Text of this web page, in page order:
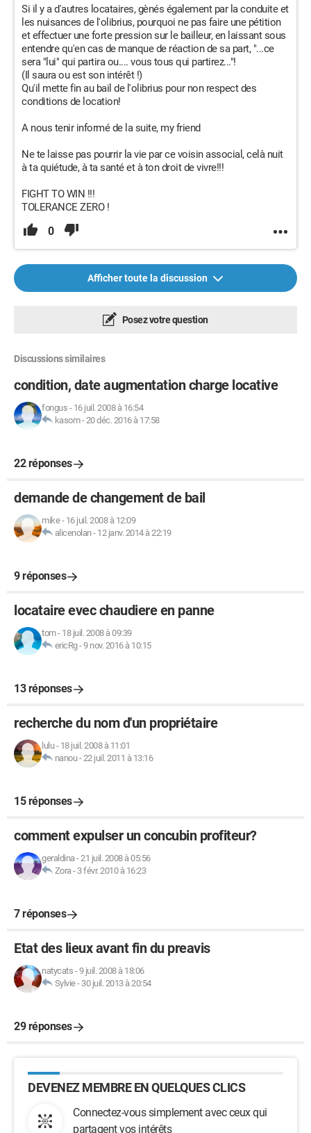
Si il y a d'autres locataires, gènés également par la conduite et
les nuisances de l'olibrius, pourquoi ne pas faire une pétition
et effectuer une forte pression sur le bailleur, en laissant sous
entendre qu'en cas de manque de réaction de sa part, "...ce
sera "lui" qui partira ou.... vous tous qui partirez..."!
(Il saura ou est son intérêt !)
Qu'il mette fin au bail de l'olibrius pour non respect des
conditions de location!
A nous tenir informé de la suite, my friend
Ne te laisse pas pourrir la vie par ce voisin associal, celà nuit
à ta quiétude, à ta santé et à ton droit de vivre!!!
FIGHT TO WIN !!!
TOLERANCE ZERO !
0
Afficher toute la discussion
Posez votre question
Discussions similaires
condition, date augmentation charge locative
fongus - 16 juil. 2008 à 16:54
kasom-20 déc. 2016 à 17:58
22 réponses
demande de changement de bail
mike- 16 juil. 2008 à 12:09
alicenolan- 12 janv. 2014 à 22:19
9 réponses
locataire evec chaudiere en panne
tom- 18 juil. 2008 à 09:39
ericRg-9 nov. 2016 à 10:15
13 réponses
recherche du nom d'un propriétaire
lulu- 18 juil. 2008 à 11:01
nanou-22 juil. 2011 à 13:16
15 réponses
comment expulser un concubin profiteur?
geraldina-21 juil. 2008 à 05:56
Zora- 3 févr. 2010 à 16:23
7 réponses
Etat des lieux avant fin du preavis
natycats -9 juil. 2008 à 18:06
Sylvie- 30 juil. 2013 à 20:54
29 réponses
DEVENEZ MEMBRE EN QUELQUES CLICS
Connectez-vous simplement avec ceux qui
partagent vos intérêts